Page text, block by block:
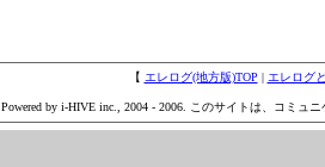
【 エレログ(地方版)TOP | エレログ
Powered by i-HIVE inc., 2004 - 2006. このサイトは、コミュ